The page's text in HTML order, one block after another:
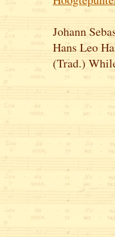
Johann
Hans Leo
(Trad.)